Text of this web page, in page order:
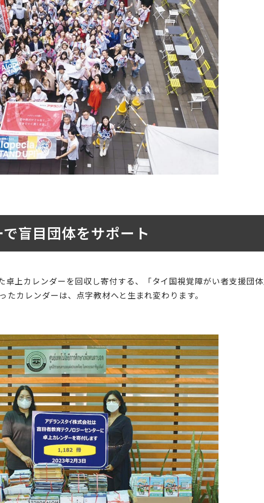
で盲目団体をサポート
卓上カレンダーを回収し寄付する、「タイ国視覚障がい者支援団
カレンダーは、点字教材へと生まれ変わります。